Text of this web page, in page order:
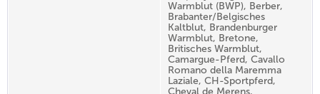
Warmblut (BWP), Berber,
Brabanter/Belgisches
Kaltblut, Brandenburger
Warmblut, Bretone,
Britisches Warmblut,
Camargue-Pferd, Cavallo
Romano della Maremma
Laziale, CH-Sportpferd,
Cheval de Merens,